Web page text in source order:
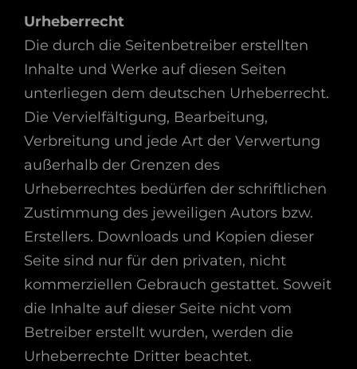
Urheberrecht
Die durch die Seitenbetreiber erstellten
Inhalte und Werke auf diesen Seiten
unterliegen dem deutschen Urheberrecht.
Die Vervielfältigung, Bearbeitung,
Verbreitung und jede Art der Verwertung
außerhalb der Grenzen des
Urheberrechtes bedürfen der schriftlichen
Zustimmung des jeweiligen Autors bzw.
Erstellers. Downloads und Kopien dieser
Seite sind nur für den privaten, nicht
kommerziellen Gebrauch gestattet. Soweit
die Inhalte auf dieser Seite nicht vom
Betreiber erstellt wurden, werden die
Urheberrechte Dritter beachtet.